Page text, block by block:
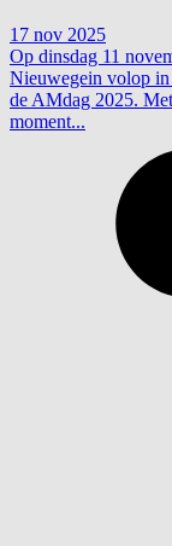
17 nov 2025
Op dinsdag 11
Nieuwegein volop in
de AMdag 2025.
moment...